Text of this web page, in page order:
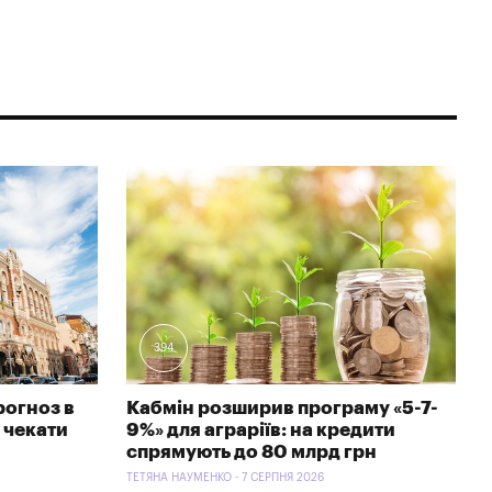
в
чекати
394
Кабмін розширив програму «5-7-
9%» для аграріїв: на кредити
спрямують до 80 млрд грн
ТЕТЯНА НАУМЕНКО - 7 СЕРПНЯ 2026